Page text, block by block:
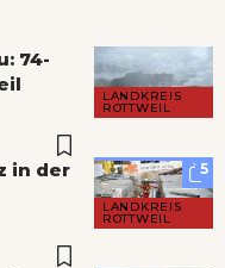
LANDKREIS
ROTTWEIL
74-
5
LANDKREIS
ROTTWEIL
in der